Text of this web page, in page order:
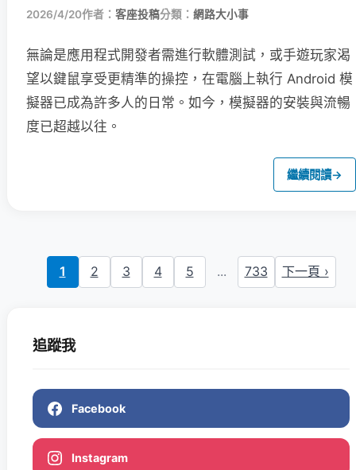
2026/4/20作者： 客座投稿分類： 網路大小事
無論是應用程式開發者需進行軟體測試，或手遊玩家渴
望以鍵鼠享受更精準的操控，在電腦上執行 Android 模
擬器已成為許多人的日常。如今，模擬器的安裝與流暢
度已超越以往。
繼續閱讀→
1 2 3 4 5 ... 733 下一頁 ›
追蹤我
Facebook
Instagram